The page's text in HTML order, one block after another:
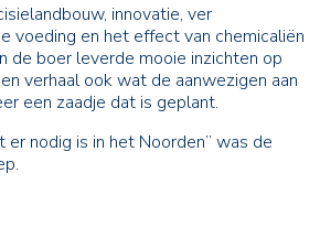
innovatie, ver
voeding en het effect van chemicaliën
de boer leverde mooie inzichten op
verhaal ook wat de aanwezigen aan
een zaadje dat is geplant.
er nodig is in het Noorden” was de